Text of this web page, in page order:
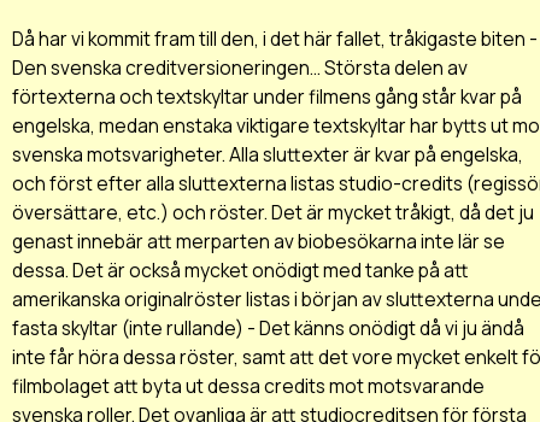
Då har vi kommit fram till den, i det här fallet, tråkigaste biten -
Den svenska creditversioneringen... Största delen av
förtexterna och textskyltar under filmens gång står kvar på
engelska, medan enstaka viktigare textskyltar har bytts ut
svenska motsvarigheter. Alla sluttexter är kvar på engelska,
och först efter alla sluttexterna listas studio-credits
översättare, etc.) och röster. Det är mycket tråkigt, då det ju
genast innebär att merparten av biobesökarna inte lär se
dessa. Det är också mycket onödigt med tanke på att
amerikanska originalröster listas i början av sluttexterna
fasta skyltar (inte rullande) - Det känns onödigt då vi ju ändå
inte får höra dessa röster, samt att det vore mycket enkelt
filmbolaget att byta ut dessa credits mot motsvarande
svenska roller. Det ovanliga är att studiocreditsen för första